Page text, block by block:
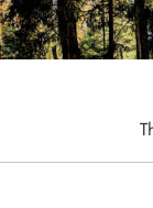
Skip
to